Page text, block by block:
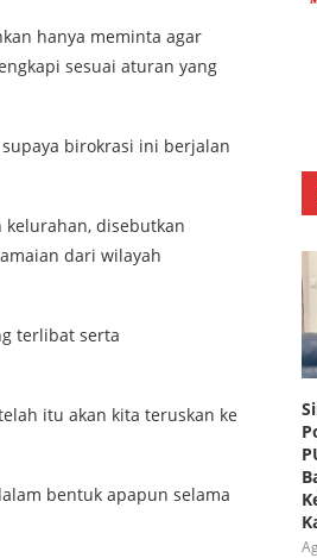
hanya meminta agar
sesuai aturan yang
birokrasi ini berjalan
kelurahan, disebutkan
dari wilayah
terlibat serta
itu akan kita teruskan ke
bentuk apapun selama